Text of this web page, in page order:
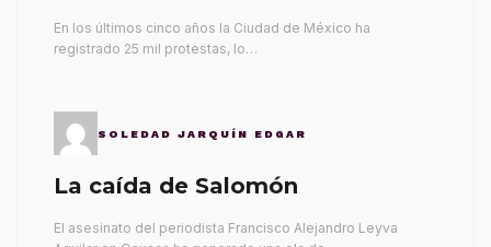
En los últimos cinco años la Ciudad de México ha
registrado 25 mil protestas, lo…
SOLEDAD JARQUÍN EDGAR
La caída de Salomón
El asesinato del periodista Francisco Alejandro Leyva